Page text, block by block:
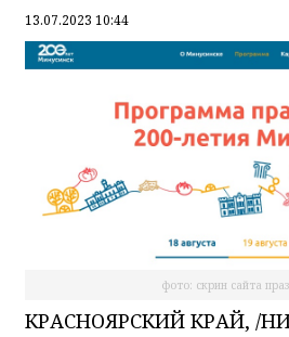
13.07.2023 10:44
фото: скрин сайта
КРАСНОЯРСКИЙ КРАЙ, /